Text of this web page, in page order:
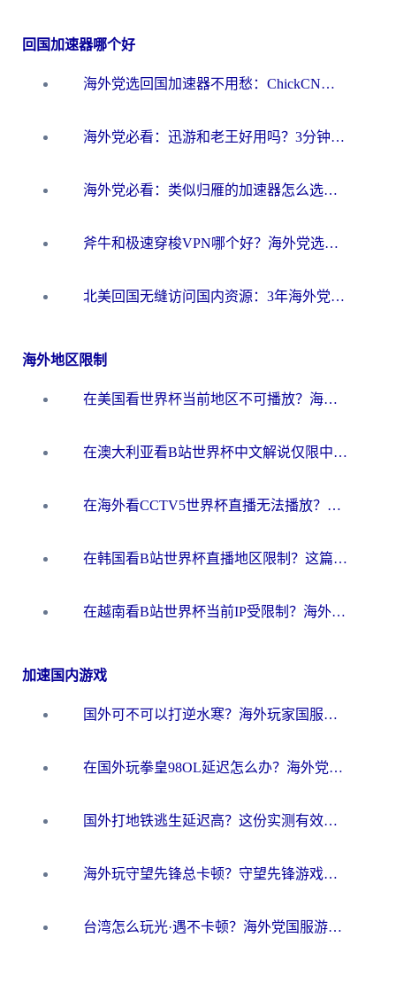
回国加速器哪个好
海外党选回国加速器不用愁：ChickCN和洞见哪个好？一篇搞定所有疑问
海外党必看：迅游和老王好用吗？3分钟选对加速国内网络的加速器
海外党必看：类似归雁的加速器怎么选？一篇搞定无缝访问国内资源
斧牛和极速穿梭VPN哪个好？海外党选回国加速器必看的真实对比与避坑指南
北美回国无缝访问国内资源：3年海外党亲测的加速器选择指南
海外地区限制
在美国看世界杯当前地区不可播放？海外党体育观赛终极指南来了！
在澳大利亚看B站世界杯中文解说仅限中国大陆？这篇指南帮你打破限制看遍赛事
在海外看CCTV5世界杯直播无法播放？这篇指南让你和国内球迷同步呐喊
在韩国看B站世界杯直播地区限制？这篇指南让你告别“当前地区不可播放”
在越南看B站世界杯当前IP受限制？海外党体育观赛终极指南来了
加速国内游戏
国外可不可以打逆水寒？海外玩家国服畅玩终极指南（附漫威荒野乱斗加速方案）
在国外玩拳皇98OL延迟怎么办？海外党亲测有效的低延迟指南
国外打地铁逃生延迟高？这份实测有效的低延迟指南帮你吃鸡
海外玩守望先锋总卡顿？守望先锋游戏加速器在哪里买&避坑指南（附欧洲非洲游戏实测）
台湾怎么玩光·遇不卡顿？海外党国服游戏加速终极攻略（附实测体验）